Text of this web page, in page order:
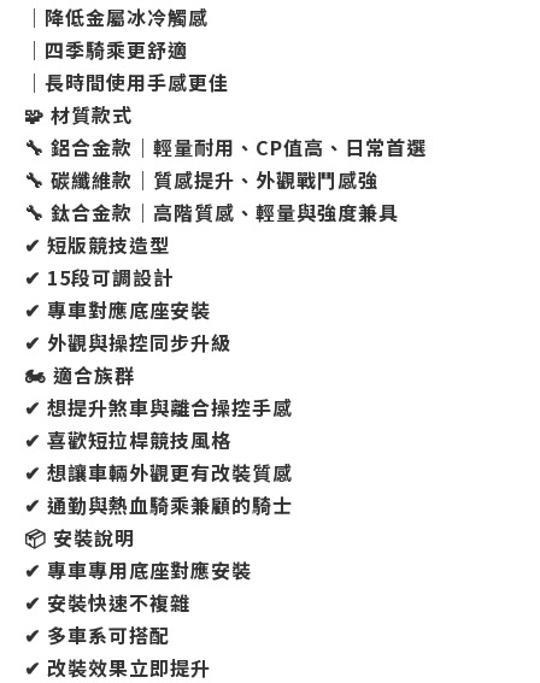
｜降低金屬冰冷觸感
｜四季騎乘更舒適
｜長時間使用手感更佳
🧩 材質款式
🔧 鋁合金款｜輕量耐用、CP值高、日常首選
🔧 碳纖維款｜質感提升、外觀戰鬥感強
🔧 鈦合金款｜高階質感、輕量與強度兼具
✔ 短版競技造型
✔ 15段可調設計
✔ 專車對應底座安裝
✔ 外觀與操控同步升級
🏍️ 適合族群
✔ 想提升煞車與離合操控手感
✔ 喜歡短拉桿競技風格
✔ 想讓車輛外觀更有改裝質感
✔ 通勤與熱血騎乘兼顧的騎士
📦 安裝說明
✔ 專車專用底座對應安裝
✔ 安裝快速不複雜
✔ 多車系可搭配
✔ 改裝效果立即提升